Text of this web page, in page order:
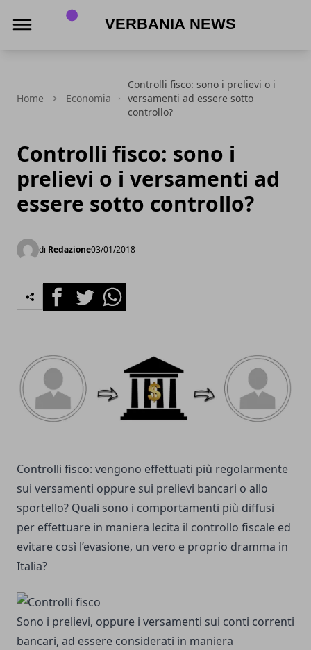
Home Economia
Controlli fisco: sono i prelievi o i
versamenti ad essere sotto
controllo?
Controlli fisco: sono i
prelievi o i versamenti ad
essere sotto controllo?
di Redazione03/01/2018
FacebookTwitterWhatsapp
Controlli fisco: vengono effettuati più regolarmente
sui versamenti oppure sui prelievi bancari o allo
sportello? Quali sono i comportamenti più diffusi
per effettuare in maniera lecita il controllo fiscale ed
evitare così l’evasione, un vero e proprio dramma in
Italia?
Sono i prelievi, oppure i versamenti sui conti correnti
bancari, ad essere considerati in maniera